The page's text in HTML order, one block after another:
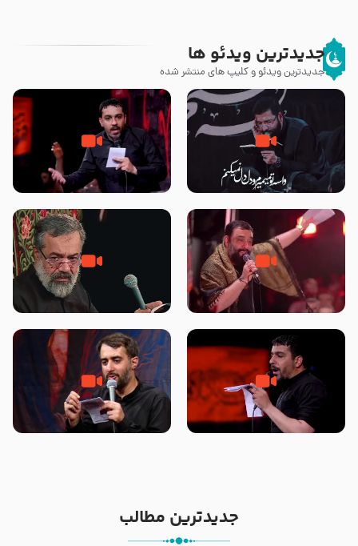
جدیدترین ویدئو ها
جدیدترین ویدئو و کلیپ های منتشر شده
مصداق کربلا – حاج حسین سیب
سرخی
شور ، حسینا! به‌ حق زهرا «أُنْظُرْ
إِلَینا» – عزاداری شب هفتم ماه
جانا جانا ابی عبدالله – کربلایی جواد
مقدم – شب هشتم محرم 1448 –
مادر منم مثل تو خمیدم – حاج
محمود کریمی – شهادت حضرت
هیئت رایة العباس علیه السلام
تک ، عبّاس، صاحب دل‌هاست –
حاج حنیف طاهری – عزاداری شب
من غلام نوکراتم من عاشق کربلاتم
– شور زمینه – شب هفتم – محرم
جدیدترین مطالب